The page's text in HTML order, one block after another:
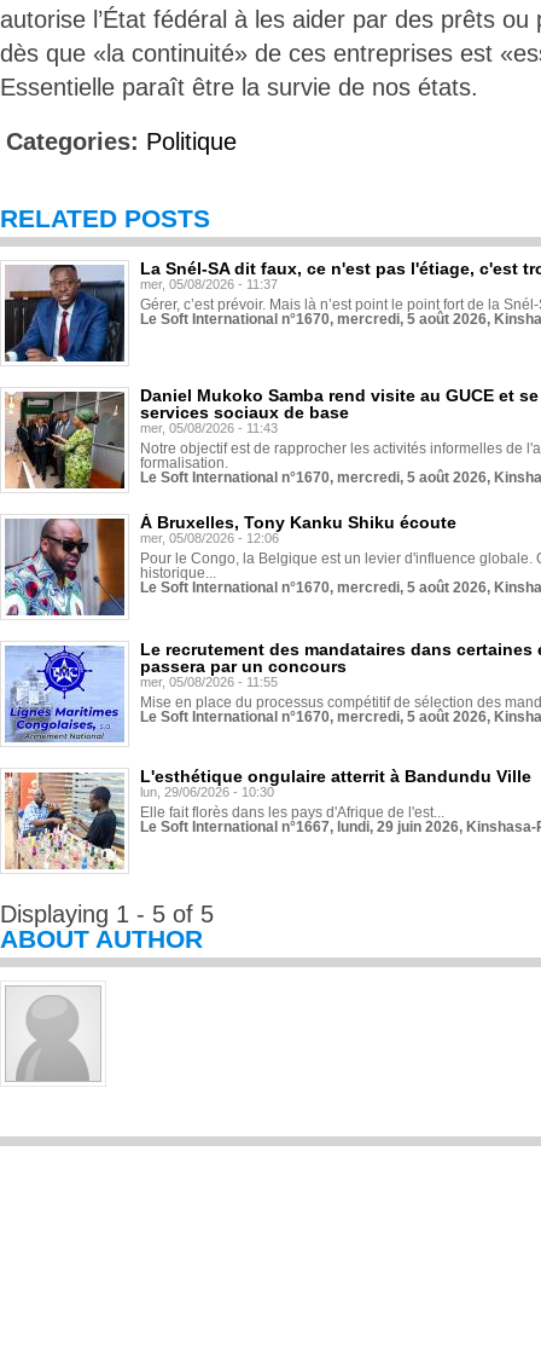
autorise l’État fédéral à les aider par des prêts ou
dès que «la continuité» de ces entreprises est
Essentielle paraît être la survie de nos états.
Categories: Politique
RELATED POSTS
La Snél-SA dit faux, ce n'est pas l'étiage, c'est
mer, 05/08/2026 - 11:37
Gérer, c’est prévoir. Mais là n’est point le point fort de la
Le Soft International n°1670, mercredi, 5 août 2026,
Daniel Mukoko Samba rend visite au GUCE et
services sociaux de base
mer, 05/08/2026 - 11:43
Notre objectif est de rapprocher les activités informelles de
formalisation.
Le Soft International n°1670, mercredi, 5 août 2026,
À Bruxelles, Tony Kanku Shiku écoute
mer, 05/08/2026 - 12:06
Pour le Congo, la Belgique est un levier d'influence globale.
historique...
Le Soft International n°1670, mercredi, 5 août 2026,
Le recrutement des mandataires dans
passera par un concours
mer, 05/08/2026 - 11:55
Mise en place du processus compétitif de sélection des
Le Soft International n°1670, mercredi, 5 août 2026,
L'esthétique ongulaire atterrit à Bandundu Ville
lun, 29/06/2026 - 10:30
Elle fait florès dans les pays d'Afrique de l'est...
Le Soft International n°1667, lundi, 29 juin 2026,
Displaying 1 - 5 of 5
ABOUT AUTHOR